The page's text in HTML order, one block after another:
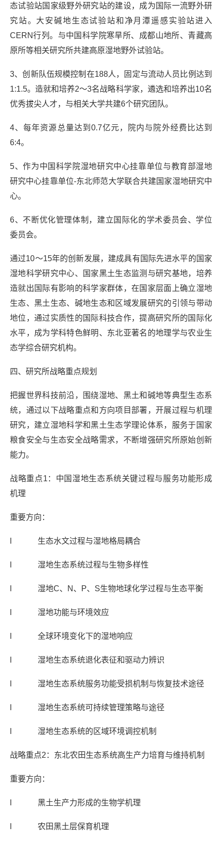
态试验站国家级野外研究站的建设，成为国际一流野外研
究站。大安碱地生态试验站和净月潭遥感实验站进入
CERN行列。与中国科学院寒旱所、成都山地所、青藏高
原所等相关研究所共建高原湿地野外试验站。
3、创新队伍规模控制在188人，固定与流动人员比例达到
1:1.5。造就和培养2～3名战略科学家，遴选和培养出10名
优秀拔尖人才，与相关大学共建6个研究团队。
4、每年资源总量达到0.7亿元，院内与院外经费比达到
6:4。
5、作为中国科学院湿地研究中心挂靠单位与教育部湿地
研究中心挂靠单位-东北师范大学联合共建国家湿地研究中
心。
6、不断优化管理体制，建立国际化的学术委员会、学位
委员会。
通过10～15年的创新发展，建成具有国际先进水平的国家
湿地科学研究中心、国家黑土生态监测与研究基地，培养
造就出国际有影响的科学家群体，在国家层面上确立湿地
生态、黑土生态、碱地生态和区域发展研究的引领与带动
地位，通过实质性的国际科技合作，提高研究所的国际化
水平，成为学科特色鲜明、东北亚著名的地理学与农业生
态学综合研究机构。
四、研究所战略重点规划
把握世界科技前沿，围绕湿地、黑土和碱地等典型生态系
统，通过以下战略重点和方向项目部署，开展过程与机理
研究，建立湿地科学和黑土生态学理论体系，服务于国家
粮食安全与生态安全战略需求，不断增强研究所原始创新
能力。
战略重点1：中国湿地生态系统关键过程与服务功能形成
机理
重要方向：
l 生态水文过程与湿地格局耦合
l 湿地生态系统过程与生物多样性
l 湿地C、N、P、S生物地球化学过程与生态平衡
l 湿地功能与环境效应
l 全球环境变化下的湿地响应
l 湿地生态系统退化表征和驱动力辨识
l 湿地生态系统服务功能受损机制与恢复技术途径
l 湿地生态系统可持续管理策略与途径
l 湿地生态系统的区域环境调控机制
战略重点2：东北农田生态系统高生产力培育与维持机制
重要方向：
l 黑土生产力形成的生物学机理
l 农田黑土层保育机理